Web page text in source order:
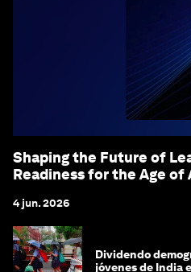
Shaping the Future of
Readiness for the Age of
4 jun. 2026
Dividendo
jóvenes de India